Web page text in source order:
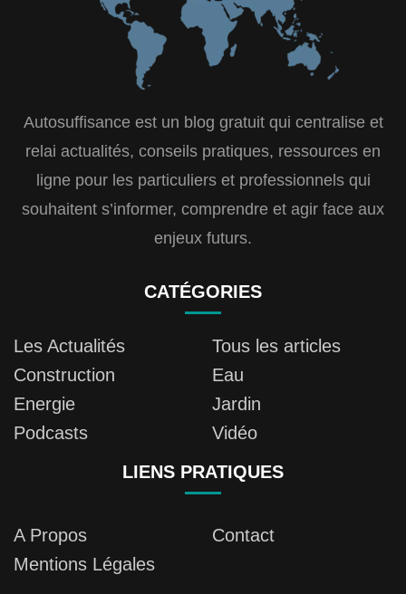
Autosuffisance est un blog gratuit qui centralise et
relai actualités, conseils pratiques, ressources en
ligne pour les particuliers et professionnels qui
souhaitent s’informer, comprendre et agir face aux
enjeux futurs.
CATÉGORIES
Les Actualités
Tous les articles
Construction
Eau
Energie
Jardin
Podcasts
Vidéo
LIENS PRATIQUES
A Propos
Contact
Mentions Légales